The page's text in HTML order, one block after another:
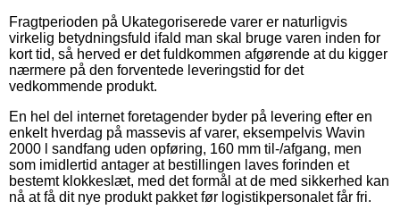
Fragtperioden på Ukategoriserede varer er naturligvis
virkelig betydningsfuld ifald man skal bruge varen inden for
kort tid, så herved er det fuldkommen afgørende at du kigger
nærmere på den forventede leveringstid for det
vedkommende produkt.
En hel del internet foretagender byder på levering efter en
enkelt hverdag på massevis af varer, eksempelvis Wavin
2000 l sandfang uden opføring, 160 mm til-/afgang, men
som imidlertid antager at bestillingen laves forinden et
bestemt klokkeslæt, med det formål at de med sikkerhed kan
nå at få dit nye produkt pakket før logistikpersonalet får fri.